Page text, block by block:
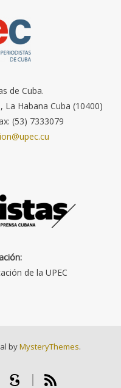
de Cuba.
La Habana Cuba (10400)
(53) 7333079
de la UPEC
byMysteryThemes.